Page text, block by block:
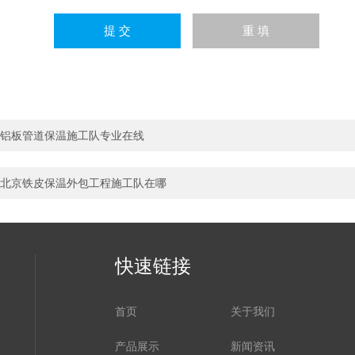
铝板管道保温施工队专业在线
北京铁皮保温外包工程施工队在哪
快速链接
首页 关于我们
产品展示 新闻资讯